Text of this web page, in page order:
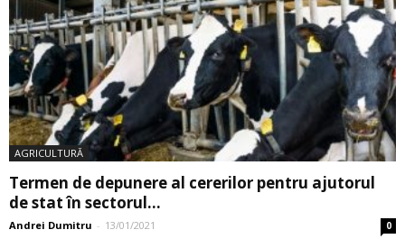
AGRICULTURĂ
Termen de depunere al cererilor pentru ajutorul
de stat în sectorul...
Andrei Dumitru - 13/01/2021 0